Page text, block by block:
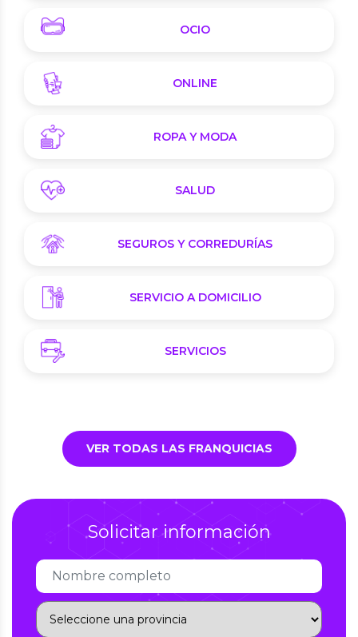
OCIO
ONLINE
ROPA Y MODA
SALUD
SEGUROS Y CORREDURÍAS
SERVICIO A DOMICILIO
SERVICIOS
VER TODAS LAS FRANQUICIAS
Solicitar información